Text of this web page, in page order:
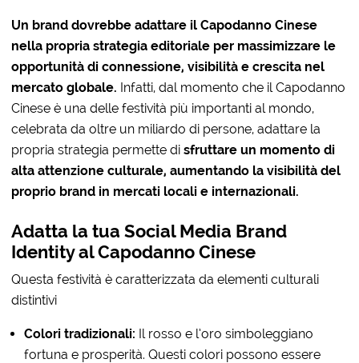
Un brand dovrebbe adattare il Capodanno Cinese
nella propria strategia editoriale per massimizzare le
opportunità di connessione, visibilità e crescita nel
mercato globale. Infatti, dal momento che il Capodanno
Cinese è una delle festività più importanti al mondo,
celebrata da oltre un miliardo di persone, adattare la
propria strategia permette disfruttare un momento di
alta attenzione culturale, aumentando la visibilità del
proprio brand in mercati locali e internazionali.
Adatta la tua Social Media Brand
Identity al Capodanno Cinese
Questa festività è caratterizzata da elementi culturali
distintivi
Colori tradizionali: Il rosso e l’oro simboleggiano
fortuna e prosperità. Questi colori possono essere